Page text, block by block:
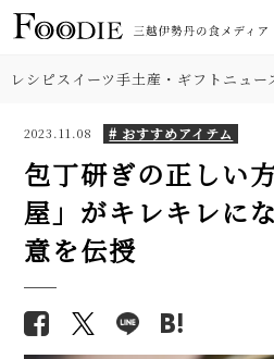
レシピスイーツ手土産・ギフト ニュー
2023.11.08 # おすすめアイテム
包丁研ぎの正しい
屋」がキレキレに
意を伝授